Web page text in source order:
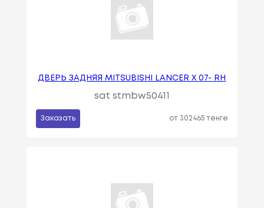
ДВЕРЬ ЗАДНЯЯ MITSUBISHI LANCER X 07- RH
sat stmbw50411
Заказать от 302465 тенге